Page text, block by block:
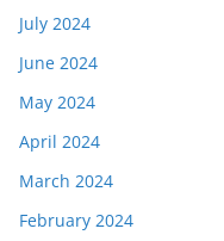
July 2024
June 2024
May 2024
April 2024
March 2024
February 2024